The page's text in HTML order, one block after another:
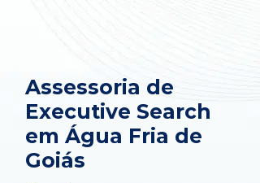
Assessoria de
Executive Search
em Água Fria de
Goiás